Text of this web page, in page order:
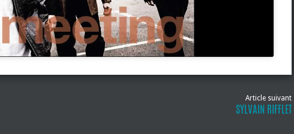
Article suivant
SYLVAIN RIFFLET